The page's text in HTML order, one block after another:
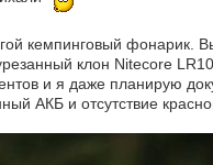
кемпинговый фонарик.
клон Nitecore
и я даже планирую
АКБ и отсутствие